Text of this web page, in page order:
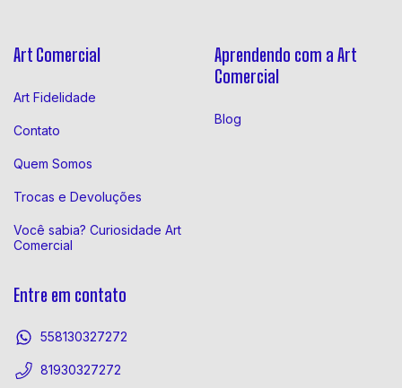
Art Comercial
Art Fidelidade
Contato
Quem Somos
Trocas e Devoluções
Você sabia? Curiosidade Art
Comercial
Aprendendo com a Art
Comercial
Blog
Entre em contato
558130327272
81930327272